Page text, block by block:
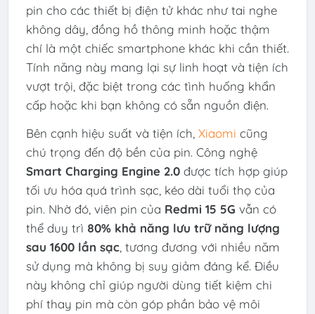
pin cho các thiết bị điện tử khác như tai nghe
không dây, đồng hồ thông minh hoặc thậm
chí là một chiếc smartphone khác khi cần thiết.
Tính năng này mang lại sự linh hoạt và tiện ích
vượt trội, đặc biệt trong các tình huống khẩn
cấp hoặc khi bạn không có sẵn nguồn điện.
Bên cạnh hiệu suất và tiện ích, Xiaomi cũng
chú trọng đến độ bền của pin. Công nghệ
Smart Charging Engine 2.0được tích hợp giúp
tối ưu hóa quá trình sạc, kéo dài tuổi thọ của
pin. Nhờ đó, viên pin của Redmi 15 5G vẫn có
thể duy trì 80% khả năng lưu trữ năng lượng
sau 1600 lần sạc, tương đương với nhiều năm
sử dụng mà không bị suy giảm đáng kể. Điều
này không chỉ giúp người dùng tiết kiệm chi
phí thay pin mà còn góp phần bảo vệ môi